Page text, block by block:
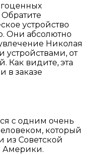
Обратите
устройство
Они абсолютно
Николая
от
Как видите, эта
в заказе
с одним очень
который
из Советской
Америки.